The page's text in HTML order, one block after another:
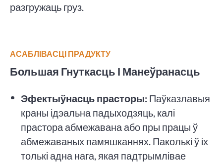
разгружаць груз.
АСАБЛІВАСЦІ ПРАДУКТУ
Большая Гнуткасць І Манеўранасць
Эфектыўнасць прасторы: Паўказлавыя
краны ідэальна падыходзяць, калі
прастора абмежавана або пры працы ў
абмежаваных памяшканнях. Паколькі ў іх
толькі адна нага, якая падтрымлівае